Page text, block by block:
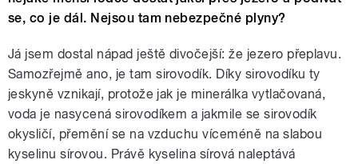
se, co je dál. Nejsou tam nebezpečné plyny?
Já jsem dostal nápad ještě divočejší: že jezero přeplavu.
Samozřejmě ano, je tam sirovodík. Díky sirovodíku ty
jeskyně vznikají, protože jak je minerálka vytlačovaná,
voda je nasycená sirovodíkem a jakmile se sirovodík
okysličí, přemění se na vzduchu víceméně na slabou
kyselinu sírovou. Právě kyselina sírová naleptává